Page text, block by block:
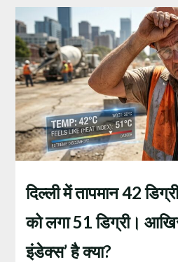
दिल्ली में तापमान 42
को लगा 51 डिग्री।
इंडेक्स’ है क्या?